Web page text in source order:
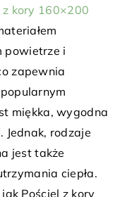
z kory 160×200
powietrze i
zapewnia
miękka, wygodna
Jednak, rodzaje
jest także
ciepła.
Pościel z kory